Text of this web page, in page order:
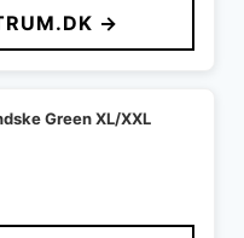
→
Green XL/XXL